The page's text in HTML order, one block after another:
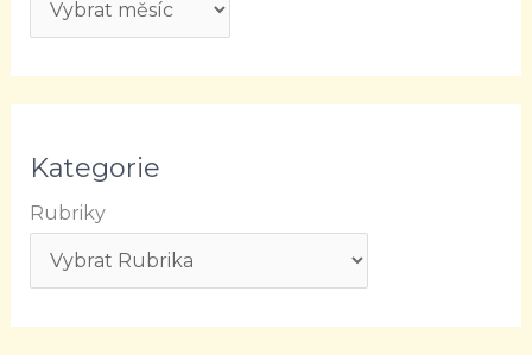
Kategorie
Rubriky